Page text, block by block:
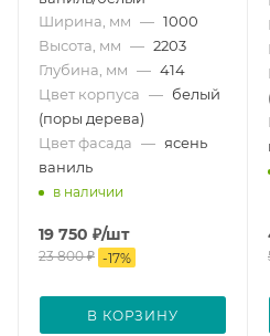
Ширина, мм — 1000
Высота, мм — 2203
Глубина, мм — 414
Цвет корпуса — белый
(поры дерева)
Цвет фасада — ясень
ваниль
в наличии
19 750 ₽/шт
23 800₽ -17%
В КОРЗИНУ